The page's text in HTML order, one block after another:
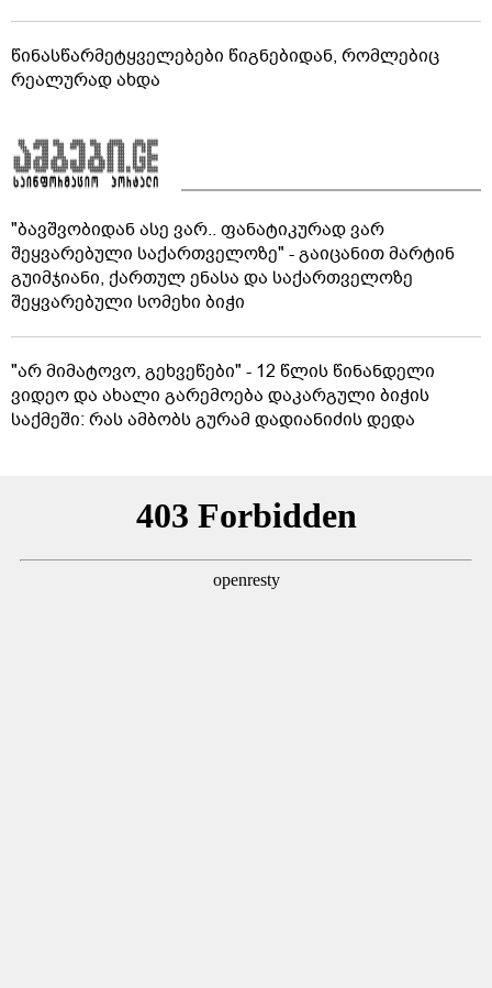
წინასწარმეტყველებები წიგნებიდან, რომლებიც
რეალურად ახდა
"ბავშვობიდან ასე ვარ.. ფანატიკურად ვარ
შეყვარებული საქართველოზე" - გაიცანით მარტინ
გუიმჯიანი, ქართულ ენასა და საქართველოზე
შეყვარებული სომეხი ბიჭი
"არ მიმატოვო, გეხვეწები" - 12 წლის წინანდელი
ვიდეო და ახალი გარემოება დაკარგული ბიჭის
საქმეში: რას ამბობს გურამ დადიანიძის დედა